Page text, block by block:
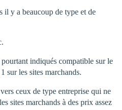
il y a beaucoup de type et de
indiqués compatible sur le
sur les sites marchands.
ceux de type entreprise qui ne
sites marchands à des prix assez